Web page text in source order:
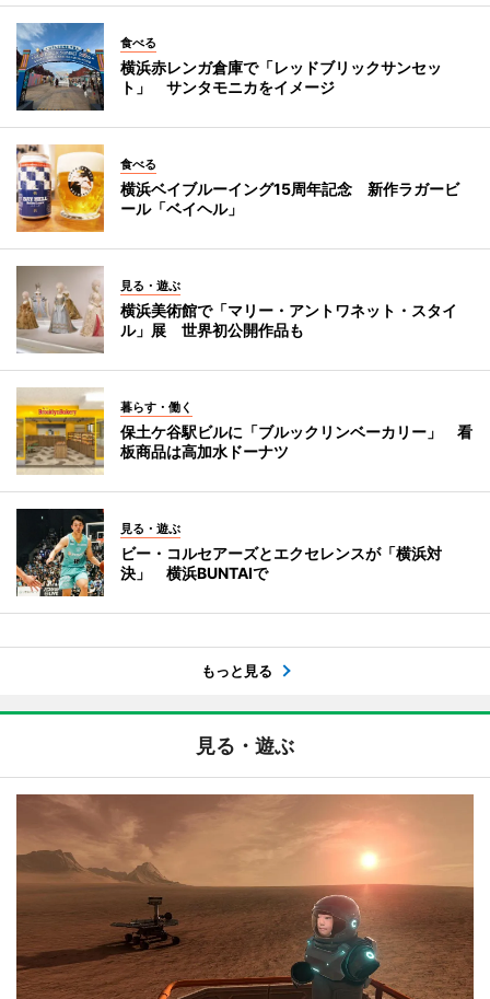
食べる
横浜赤レンガ倉庫で「レッドブリックサンセッ
ト」 サンタモニカをイメージ
食べる
横浜ベイブルーイング15周年記念 新作ラガービ
ール「ベイヘル」
見る・遊ぶ
横浜美術館で「マリー・アントワネット・スタイ
ル」展 世界初公開作品も
暮らす・働く
保土ケ谷駅ビルに「ブルックリンベーカリー」 看
板商品は高加水ドーナツ
見る・遊ぶ
ビー・コルセアーズとエクセレンスが「横浜対
決」 横浜BUNTAIで
もっと見る
見る・遊ぶ